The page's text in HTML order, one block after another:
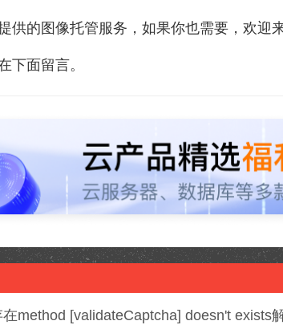
供的图像托管服务，如果你也需要，欢迎
下面留言。
method [validateCaptcha] doesn't exists